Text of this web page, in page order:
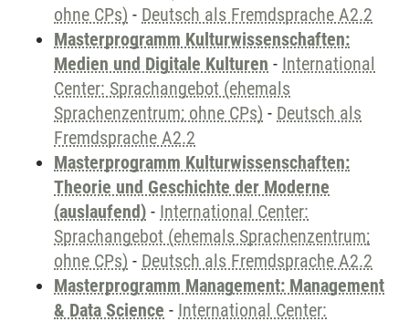
ohne CPs) - Deutsch als Fremdsprache A2.2
Masterprogramm Kulturwissenschaften:
Medien und Digitale Kulturen - International
Center: Sprachangebot (ehemals
Sprachenzentrum; ohne CPs) - Deutsch als
Fremdsprache A2.2
Masterprogramm Kulturwissenschaften:
Theorie und Geschichte der Moderne
(auslaufend) - International Center:
Sprachangebot (ehemals Sprachenzentrum;
ohne CPs) - Deutsch als Fremdsprache A2.2
Masterprogramm Management: Management
& Data Science - International Center: